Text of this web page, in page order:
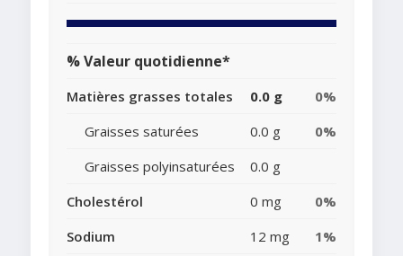
% Valeur quotidienne*
Matières grasses totales 0.0 g
0%
Graisses saturées
0.0 g
0%
Graisses polyinsaturées
0.0 g
Cholestérol
0 mg
0%
Sodium
12 mg
1%